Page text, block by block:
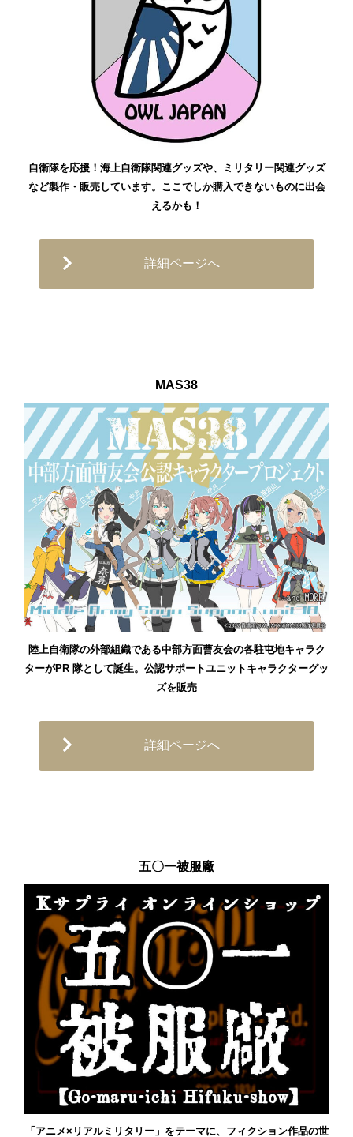
自衛隊を応援！海上自衛隊関連グッズや、ミリタリー関連グッズ
など製作・販売しています。ここでしか購入できないものに出会
えるかも！
詳細ページへ
MAS38
陸上自衛隊の外部組織である中部方面曹友会の各駐屯地キャラク
ターがPR 隊として誕生。公認サポートユニットキャラクターグッ
ズを販売
詳細ページへ
五〇一被服廠
「アニメ×リアルミリタリー」をテーマに、フィクション作品の世